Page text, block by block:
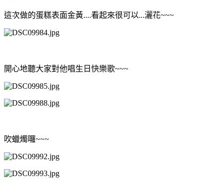
這次做的蛋糕表面金黃....看起來很可以...灑花~~~
開心地聽大家對他唱生日快樂歌~~~
吹蠟燭囉~~~